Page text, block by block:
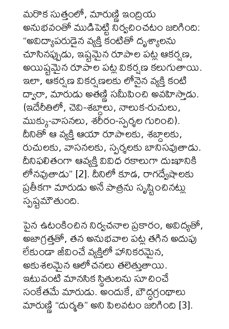
మరొక సుత్తంలో, మారుణ్ణి ఇంద్రియ
అనుభవంతో ముడిపెట్టి నిర్వచించటం జరిగింది:
“అవిద్యాపరుడైన వ్యక్తి కంటితో దృశ్యాలను
చూసినప్పుడు, ఇష్టమైన రూపాల పట్ల ఆకర్షణ,
అయిష్టమైన రూపాల పట్ల వికర్షణ కలుగుతాయి.
ఇలా, ఆకర్షణ వికర్షణలకు లోనైన వ్యక్తి కంటి
ద్వారా, మారుడు అతణ్ణి సమీపించి అవహిస్తాడు.
(ఇదేరీతిలో, చెవి-శబ్దాలు, నాలుక-రుచులు,
ముక్కు-వాసనలు, శరీరం-స్పర్శల గురించి).
దీనితో ఆ వ్యక్తి ఆయా రూపాలకు, శబ్దాలకు,
రుచులకు, వాసనలకు, స్పర్శలకు బానిసవుతాడు.
దీనిఫలితంగా ఆవ్యక్తి వివిధ రకాలుగా దుఃఖానికి
లోనవుతాడు” [2]. దీనిలో కూడ, రాగద్వేషాలకు
ప్రతీకగా మారుడు అనే పాత్రను సృష్టించినట్లు
స్పష్టమౌతుంది.
పైన ఉటంకించిన నిర్వచనాల ప్రకారం, అవిద్యతో,
అజాగ్రత్తతో, తన అనుభవాల పట్ల తగిన అదుపు
లేకుండా జీవించే వ్యక్తిలో హానికరమైన,
అకుశలమైన ఆలోచనలు తలెత్తుతాయి.
ఇటువంటి మానసిక స్థితులను సూచించే
సంకేతమే మారుడు. అందుకే, బౌద్ధగ్రంథాలు
మారుణ్ణి “దుర్మతి” అని పిలవటం జరిగింది [3].